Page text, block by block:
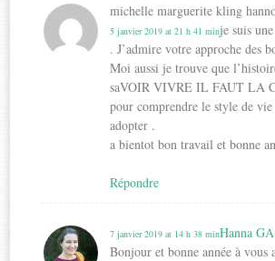
michelle marguerite kling
5 janvier 2019 at 21 h 41 minje suis
. J’admire votre approche des
Moi aussi je trouve que
saVOIR VIVRE IL FAUT LA
pour comprendre le style de
adopter .
a bientot bon travail et bonne
Répondre
Hanna
7 janvier 2019 at 14 h 38 min
Bonjour et bonne année à vous